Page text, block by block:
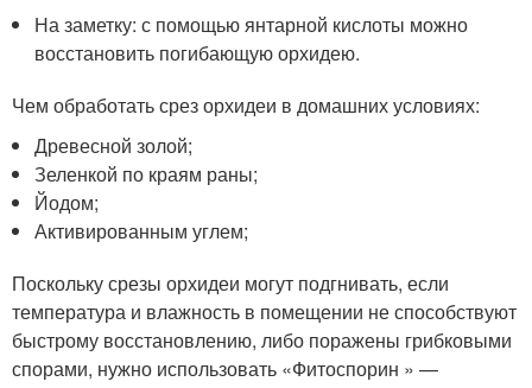
На заметку: с помощью янтарной кислоты можно
восстановить погибающую орхидею.
Чем обработать срез орхидеи в домашних условиях:
Древесной золой;
Зеленкой по краям раны;
Йодом;
Активированным углем;
Поскольку срезы орхидеи могут подгнивать, если
температура и влажность в помещении не способствуют
быстрому восстановлению, либо поражены грибковыми
спорами, нужно использовать «Фитоспорин » —